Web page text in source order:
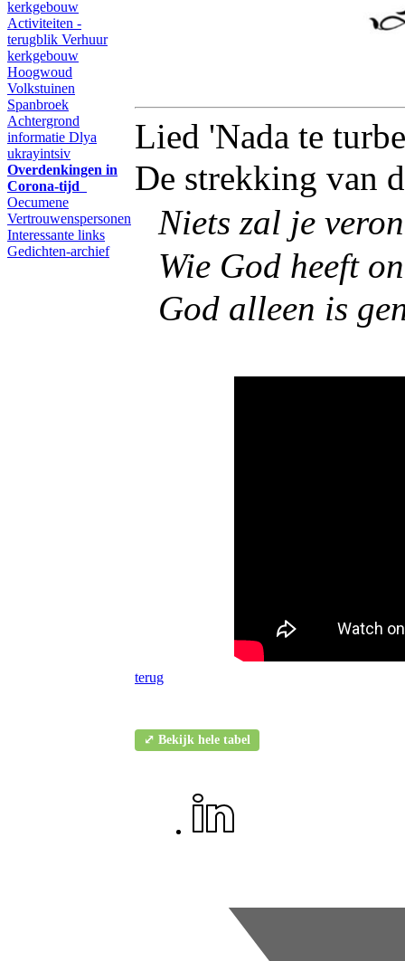
kerkgebouw
Activiteiten -
terugblik Verhuur
kerkgebouw
Hoogwoud
Volkstuinen
Spanbroek
Achtergrond
informatie Dlya
ukrayintsiv
Overdenkingen in
Corona-tijd
Oecumene
Vertrouwenspersonen
Interessante links
Gedichten-archief
Lied 'Nada te
De strekking van
Niets zal je
Wie God heeft
God alleen is
terug
⤢ Bekijk hele tabel